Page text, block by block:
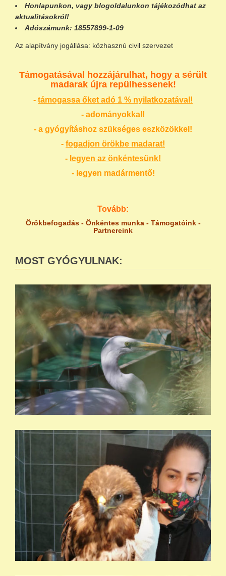
Honlapunkon, vagy blogoldalunkon tájékozódhat az
aktualitásokról!
Adószámunk: 18557899-1-09
Az alapítvány jogállása: közhasznú civil szervezet
Támogatásával hozzájárulhat, hogy a sérült
madarak újra repülhessenek!
- támogassa őket adó 1 % nyilatkozatával!
- adományokkal!
- a gyógyításhoz szükséges eszközökkel!
- fogadjon örökbe madarat!
- legyen az önkéntesünk!
- legyen madármentő!
Tovább:
Örökbefogadás - Önkéntes munka- Támogatóink-
Partnereink
MOST GYÓGYULNAK: